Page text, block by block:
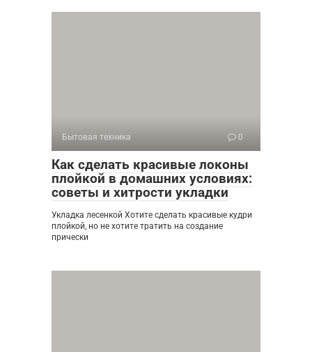
Бытовая техника 0
Как сделать красивые локоны
плойкой в домашних условиях:
советы и хитрости укладки
Укладка лесенкой Хотите сделать красивые кудри
плойкой, но не хотите тратить на создание
прически